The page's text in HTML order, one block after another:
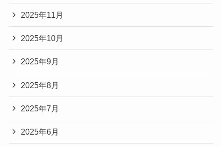
2025年11月
2025年10月
2025年9月
2025年8月
2025年7月
2025年6月